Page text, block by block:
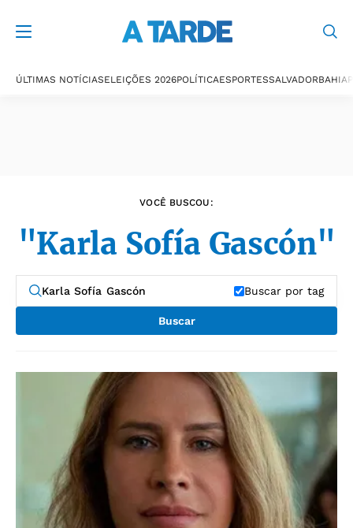
ÚLTIMAS NOTÍCIASELEIÇÕES 2026POLÍTICAESPORTESSALVADORBAHIA
VOCÊ BUSCOU:
"Karla Sofía Gascón"
Buscar por tag
Buscar